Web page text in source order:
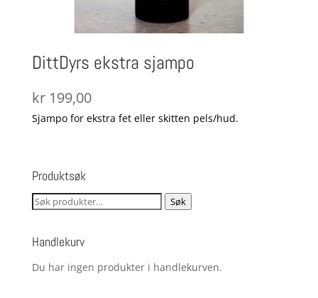
DittDyrs ekstra sjampo
kr199,00
Sjampo for ekstra fet eller skitten pels/hud.
Produktsøk
Søk
Søk
Handlekurv
Du har ingen produkter i handlekurven.